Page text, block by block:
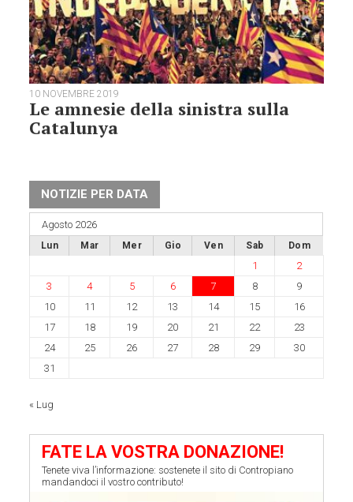
10 NOVEMBRE 2019
Le amnesie della sinistra sulla
Catalunya
NOTIZIE PER DATA
Agosto 2026
Lun Mar Mer Gio Ven Sab Dom
1
2
3
4 5 6 7 8
9
10
11 12 13 14 15
16
17
18 19 20 21 22
23
24
25 26 27 28 29
30
31
« Lug
FATE LA VOSTRA DONAZIONE!
Tenete viva l’informazione: sostenete il sito di Contropiano
mandandoci il vostro contributo!